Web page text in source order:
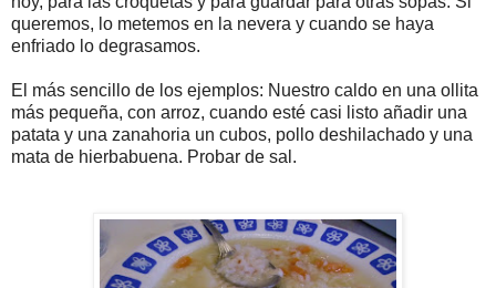
queremos, lo metemos en la nevera y cuando se haya
enfriado lo degrasamos.
El más sencillo de los ejemplos: Nuestro caldo en una ollita
más pequeña, con arroz, cuando esté casi listo añadir una
patata y una zanahoria un cubos, pollo deshilachado y una
mata de hierbabuena. Probar de sal.